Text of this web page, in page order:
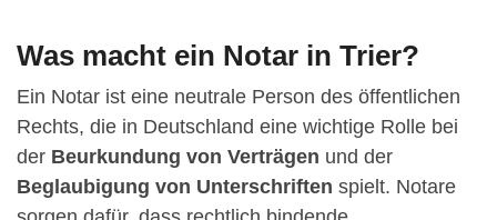
Was macht ein Notar in Trier?
Ein Notar ist eine neutrale Person des öffentlichen
Rechts, die in Deutschland eine wichtige Rolle bei
der Beurkundung von Verträgen und der
Beglaubigung von Unterschriften spielt. Notare